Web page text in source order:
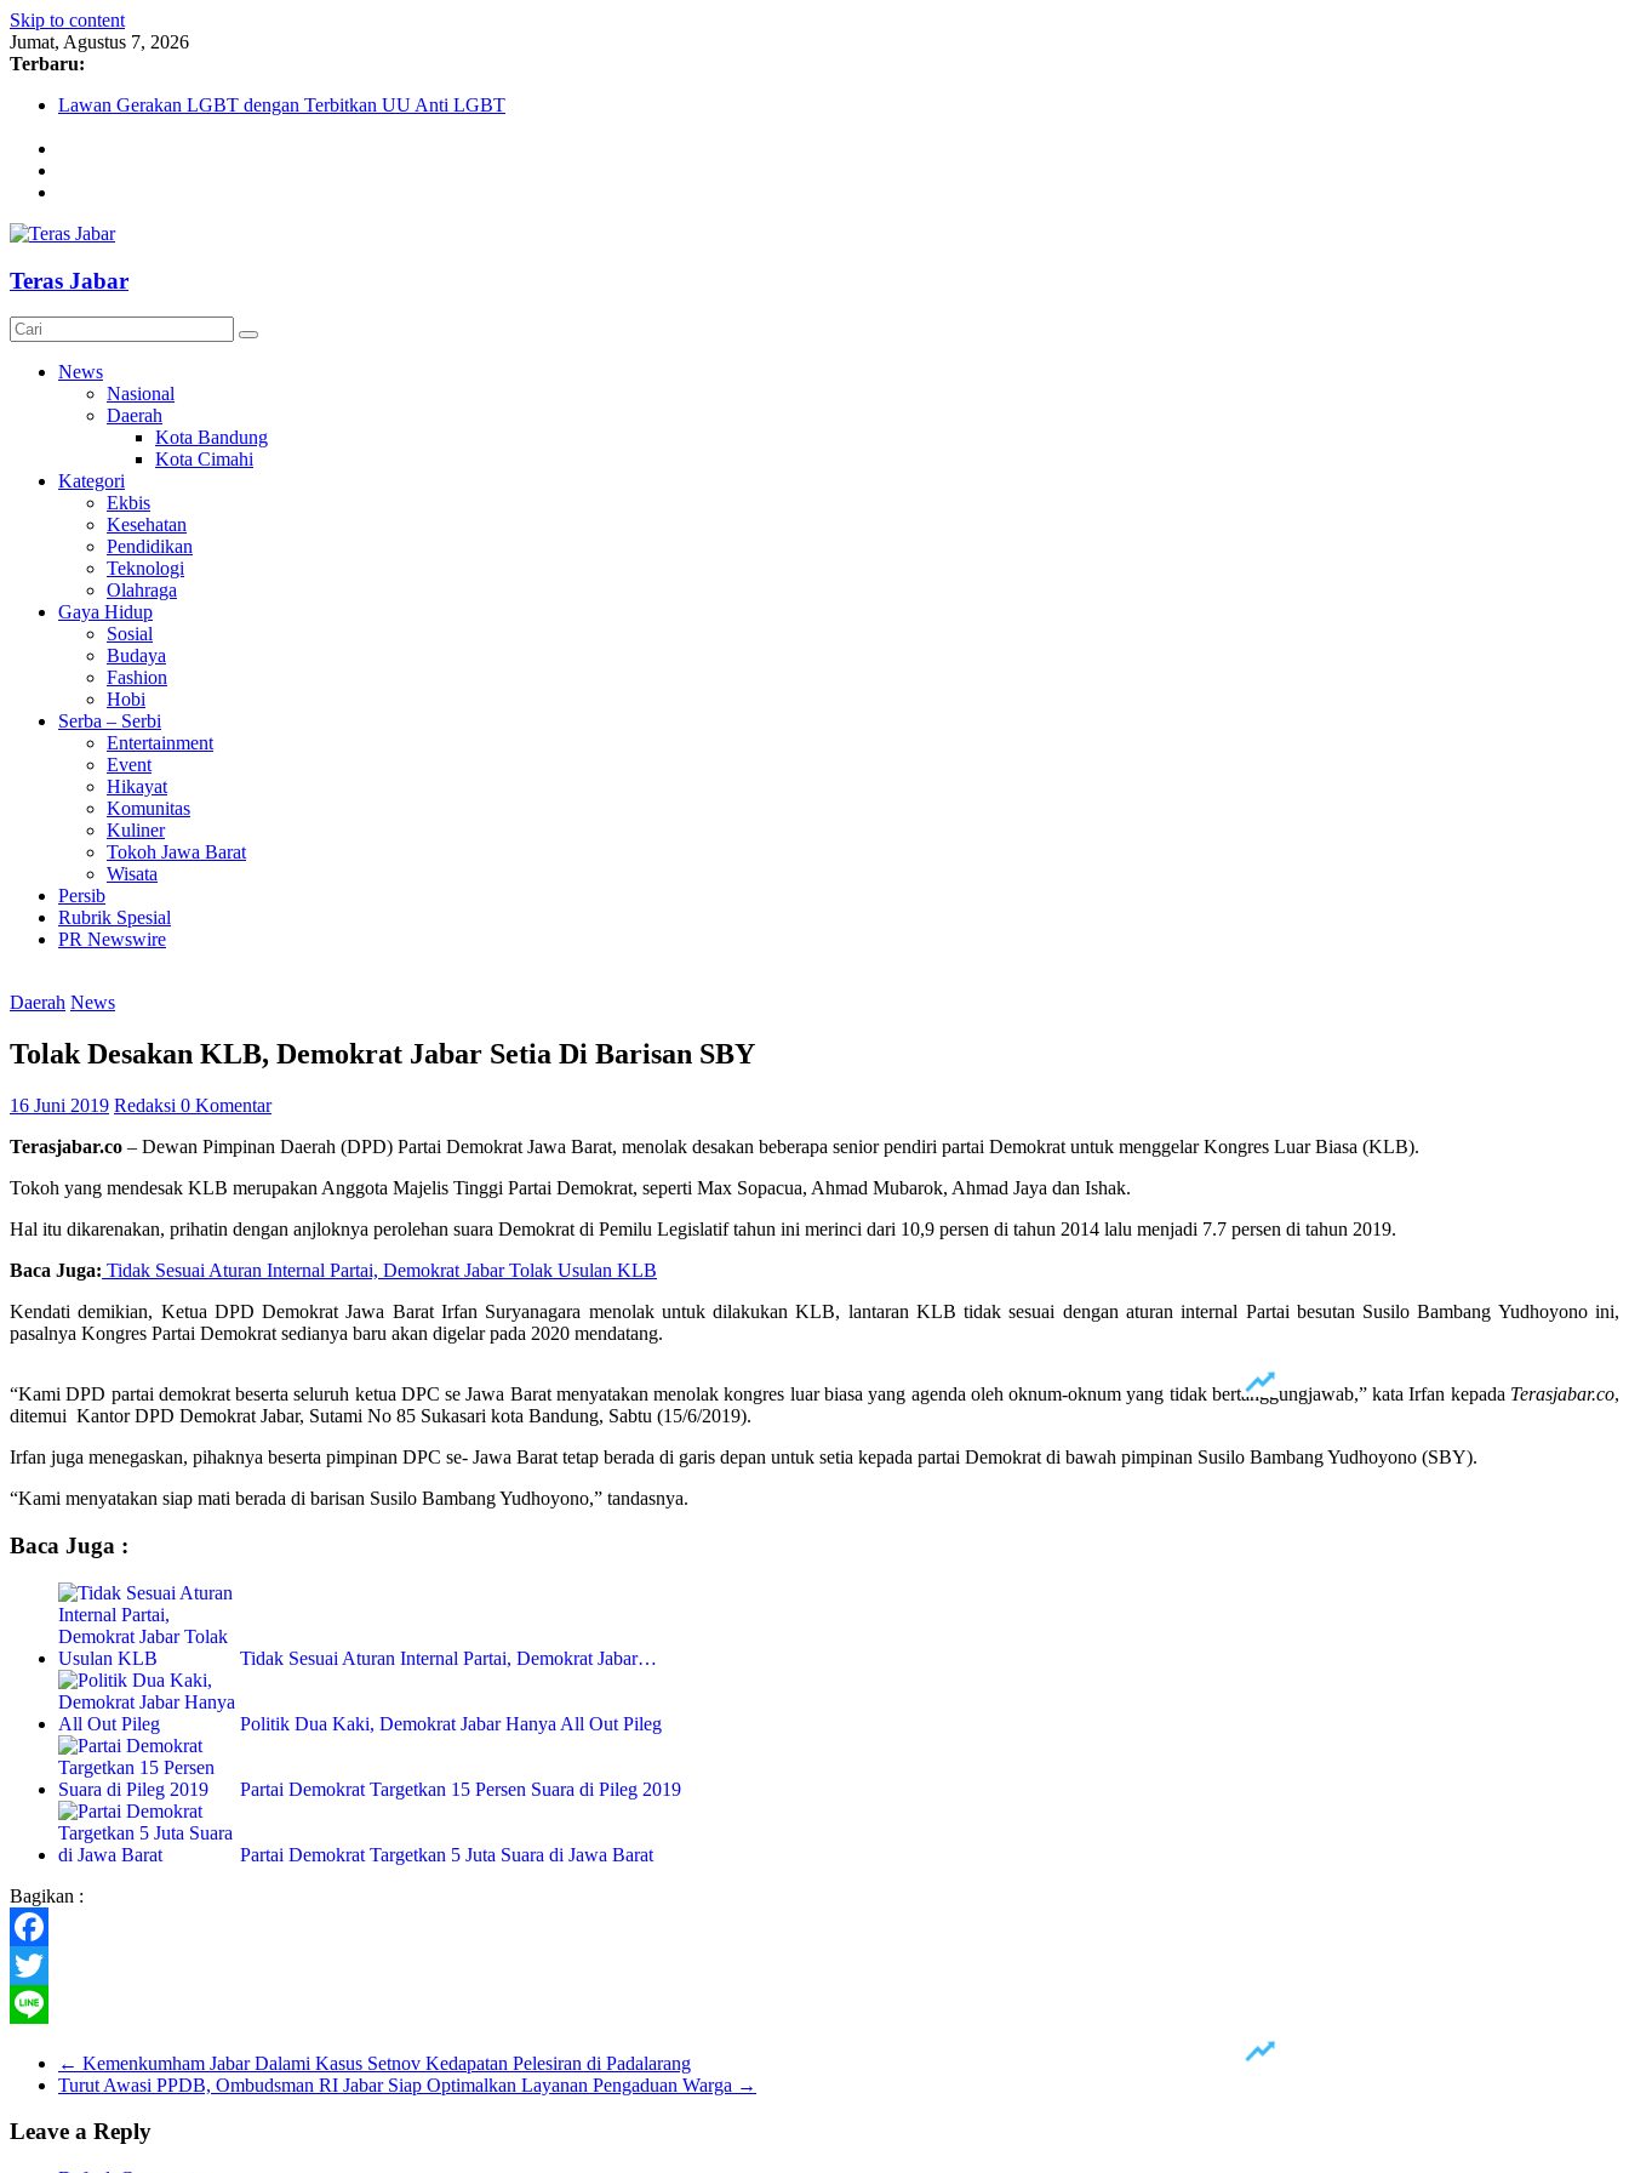
Skip to content
Jumat, Agustus 7, 2026
Terbaru:
Lawan Gerakan LGBT dengan Terbitkan UU Anti LGBT
Teras Jabar
News
Nasional
Daerah
Kota Bandung
Kota Cimahi
Kategori
Ekbis
Kesehatan
Pendidikan
Teknologi
Olahraga
Gaya Hidup
Sosial
Budaya
Fashion
Hobi
Serba – Serbi
Entertainment
Event
Hikayat
Komunitas
Kuliner
Tokoh Jawa Barat
Wisata
Persib
Rubrik Spesial
PR Newswire
Daerah News
Tolak Desakan KLB, Demokrat Jabar Setia Di Barisan SBY
16 Juni 2019 Redaksi 0 Komentar
Terasjabar.co – Dewan Pimpinan Daerah (DPD) Partai Demokrat Jawa Barat, menolak desakan beberapa senior pendiri partai Demokrat untuk menggelar Kongres Luar Biasa (KLB).
Tokoh yang mendesak KLB merupakan Anggota Majelis Tinggi Partai Demokrat, seperti Max Sopacua, Ahmad Mubarok, Ahmad Jaya dan Ishak.
Hal itu dikarenakan, prihatin dengan anjloknya perolehan suara Demokrat di Pemilu Legislatif tahun ini merinci dari 10,9 persen di tahun 2014 lalu menjadi 7.7 persen di tahun 2019.
Baca Juga: Tidak Sesuai Aturan Internal Partai, Demokrat Jabar Tolak Usulan KLB
Kendati demikian, Ketua DPD Demokrat Jawa Barat Irfan Suryanagara menolak untuk dilakukan KLB, lantaran KLB tidak sesuai dengan aturan internal Partai besutan Susilo Bambang Yudhoyono ini,
pasalnya Kongres Partai Demokrat sedianya baru akan digelar pada 2020 mendatang.
“Kami DPD partai demokrat beserta seluruh ketua DPC se Jawa Barat menyatakan menolak kongres luar biasa yang agenda oleh oknum-oknum yang tidak bertanggungjawab,” kata Irfan kepada Terasjabar.co,
ditemui Kantor DPD Demokrat Jabar, Sutami No 85 Sukasari kota Bandung, Sabtu (15/6/2019).
Irfan juga menegaskan, pihaknya beserta pimpinan DPC se- Jawa Barat tetap berada di garis depan untuk setia kepada partai Demokrat di bawah pimpinan Susilo Bambang Yudhoyono (SBY).
“Kami menyatakan siap mati berada di barisan Susilo Bambang Yudhoyono,” tandasnya.
Baca Juga :
Tidak Sesuai Aturan Internal Partai, Demokrat Jabar…
Politik Dua Kaki, Demokrat Jabar Hanya All Out Pileg
Partai Demokrat Targetkan 15 Persen Suara di Pileg 2019
Partai Demokrat Targetkan 5 Juta Suara di Jawa Barat
Bagikan :
Facebook
Twitter
← Kemenkumham Jabar Dalami Kasus Setnov Kedapatan Pelesiran di Padalarang
Turut Awasi PPDB, Ombudsman RI Jabar Siap Optimalkan Layanan Pengaduan Warga →
Leave a Reply